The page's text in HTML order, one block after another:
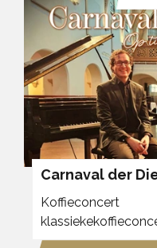
Carnaval der
Koffieconcert